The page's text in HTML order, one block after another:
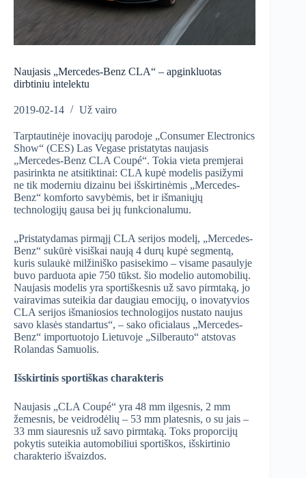
Naujasis „Mercedes-Benz CLA“ – apginkluotas
dirbtiniu intelektu
2019-02-14 Už vairo
Tarptautinėje inovacijų parodoje „Consumer Electronics
Show“ (CES) Las Vegase pristatytas naujasis
„Mercedes-Benz CLA Coupé“. Tokia vieta premjerai
pasirinkta ne atsitiktinai: CLA kupė modelis pasižymi
ne tik moderniu dizainu bei išskirtinėmis „Mercedes-
Benz“ komforto savybėmis, bet ir išmaniųjų
technologijų gausa bei jų funkcionalumu.
„Pristatydamas pirmąjį CLA serijos modelį, „Mercedes-
Benz“ sukūrė visiškai naują 4 durų kupė segmentą,
kuris sulaukė milžiniško pasisekimo – visame pasaulyje
buvo parduota apie 750 tūkst. šio modelio automobilių.
Naujasis modelis yra sportiškesnis už savo pirmtaką, jo
vairavimas suteikia dar daugiau emocijų, o inovatyvios
CLA serijos išmaniosios technologijos nustato naujus
savo klasės standartus“, – sako oficialaus „Mercedes-
Benz“ importuotojo Lietuvoje „Silberauto“ atstovas
Rolandas Samuolis.
Išskirtinis sportiškas charakteris
Naujasis „CLA Coupé“ yra 48 mm ilgesnis, 2 mm
žemesnis, be veidrodėlių – 53 mm platesnis, o su jais –
33 mm siauresnis už savo pirmtaką. Toks proporcijų
pokytis suteikia automobiliui sportiškos, išskirtinio
charakterio išvaizdos.